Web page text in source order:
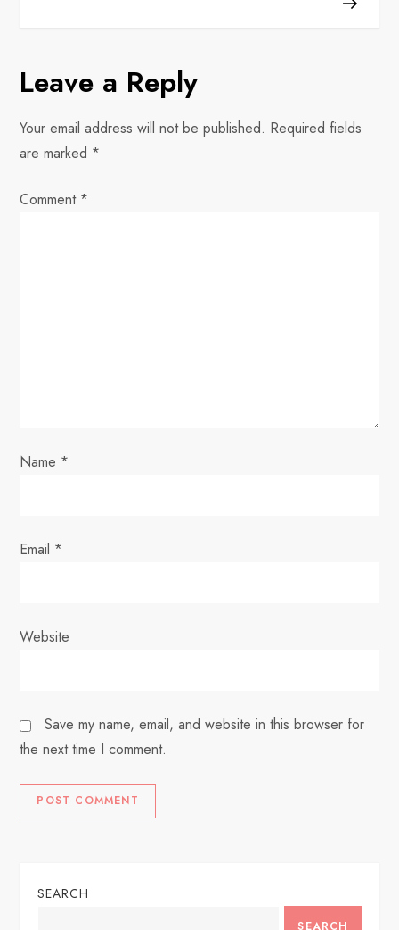
n
a
v
n
Leave a Reply
Your email address will not be published. Required fields
are marked *
Comment *
Name *
Email *
Website
Save my name, email, and website in this browser for
the next time I comment.
SEARCH
SEARCH